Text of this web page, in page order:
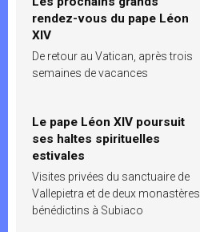
rendez-vous du pape Léon
XIV
De retour au Vatican, après trois
semaines de vacances
Le pape Léon XIV poursuit
ses haltes spirituelles
estivales
Visites privées du sanctuaire de
Vallepietra et de deux monastères
bénédictins à Subiaco